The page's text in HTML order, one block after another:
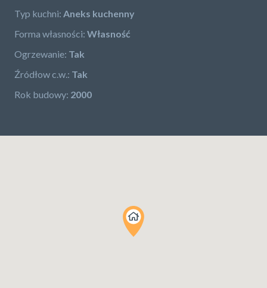
Typ kuchni: Aneks kuchenny
Forma własności: Własność
Ogrzewanie: Tak
Źródłow c.w.: Tak
Rok budowy: 2000